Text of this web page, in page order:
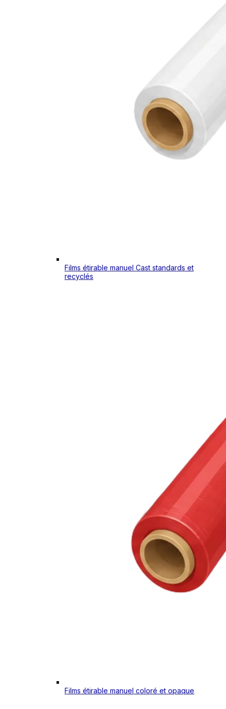
Films étirable manuel Cast standards et
recyclés
Films étirable manuel coloré et opaque